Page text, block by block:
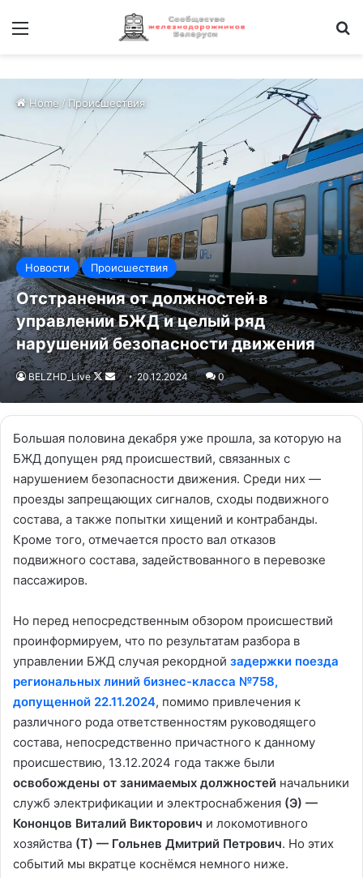
Home / Происшествия
Новости Происшествия
Отстранения от должностей в
управлении БЖД и целый ряд
нарушений безопасности движения
BELZHD_Live
Follow
on
X
Send
an
email
20.12.2024 0
Большая половина декабря уже прошла, за которую на
БЖД допущен ряд происшествий, связанных с
нарушением безопасности движения. Среди них —
проезды запрещающих сигналов, сходы подвижного
состава, а также попытки хищений и контрабанды.
Кроме того, отмечается просто вал отказов
подвижного состава, задействованного в перевозке
пассажиров.
Но перед непосредственным обзором происшествий
проинформируем, что по результатам разбора в
управлении БЖД случая рекордной задержки поезда
региональных линий бизнес-класса №758,
допущенной 22.11.2024, помимо привлечения к
различного рода ответственностям руководящего
состава, непосредственно причастного к данному
происшествию, 13.12.2024 года также были
освобождены от занимаемых должностей начальники
служб электрификации и электроснабжения (Э) —
Кононцов Виталий Викторович и локомотивного
хозяйства (Т) — Гольнев Дмитрий Петрович. Но этих
событий мы вкратце коснёмся немного ниже.